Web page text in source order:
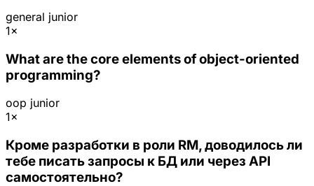
general junior
1×
What are the core elements of object-oriented
programming?
oop junior
1×
Кроме разработки в роли RM, доводилось ли
тебе писать запросы к БД или через API
самостоятельно?